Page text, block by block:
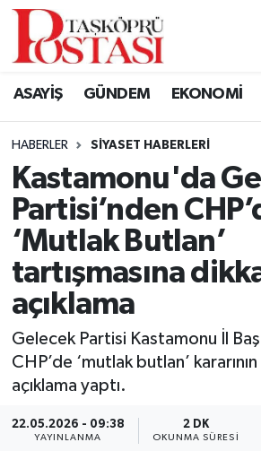
ASAYİŞ GÜNDEM EKONOMİ
HABERLER SIYASET HABERLERI
Kastamonu'da
Partisi’nden
‘Mutlak Butlan’
tartışmasına
açıklama
Gelecek Partisi Kastamonu İl
CHP’de ‘mutlak butlan’
açıklama yaptı.
22.05.2026 - 09:38
YAYINLANMA
2 DK
OKUNMA SÜRESI
Kastamonu Vefat Edenler
Araç Haberleri
Azdavay Haberleri
Bozkurt Haberleri
Çatalzeytin Haberleri
Cide Haberleri
Daday Haberleri